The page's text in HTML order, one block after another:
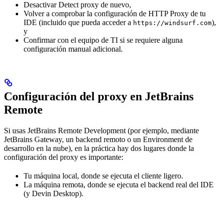
Desactivar Detect proxy de nuevo,
Volver a comprobar la configuración de HTTP Proxy de tu
IDE (incluido que pueda acceder a https://windsurf.com),
y
Confirmar con el equipo de TI si se requiere alguna
configuración manual adicional.
Configuración del proxy en JetBrains
Remote
Si usas JetBrains Remote Development (por ejemplo, mediante
JetBrains Gateway, un backend remoto o un Environment de
desarrollo en la nube), en la práctica hay dos lugares donde la
configuración del proxy es importante:
Tu máquina local, donde se ejecuta el cliente ligero.
La máquina remota, donde se ejecuta el backend real del IDE
(y Devin Desktop).